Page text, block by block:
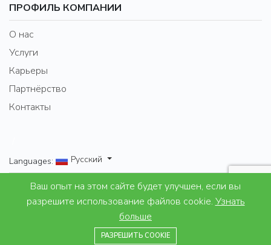
ПРОФИЛЬ КОМПАНИИ
О нас
Услуги
Карьеры
Партнёрство
Контакты
Languages: Русский
Properties for Lifestyle and leisure
© 2007 - 2024 Excel Property Bulgaria Ltd. All right
reserved.+359878607782
Ваш опыт на этом сайте будет улучшен, если вы
разрешите использование файлов cookie. Узнать
больше
РАЗРЕШИТЬ COOKIE